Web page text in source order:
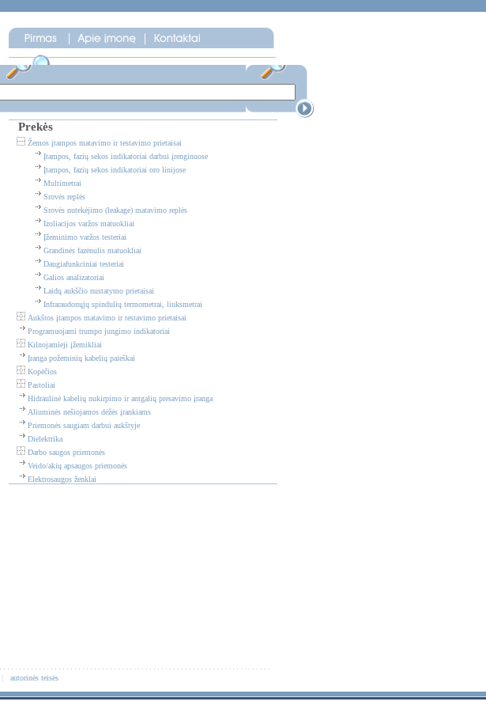
Prekės
Žemos įtampos matavimo ir testavimo prietaisai
Įtampos, fazių sekos indikatoriai darbui įrenginuose
Įtampos, fazių sekos indikatoriai oro linijose
Multimetrai
Srovės replės
Srovės nutekėjimo (leakage) matavimo replės
Izoliacijos varžos matuokliai
Įžeminimo varžos testeriai
Grandinės fazėnulis matuokliai
Daugiafunkciniai testeriai
Galios analizatoriai
Laidų aukščio nustatymo prietaisai
Infraraudonųjų spindulių termometrai, liuksmetrai
Aukštos įtampos matavimo ir testavimo prietaisai
Programuojami trumpo jungimo indikatoriai
Kilnojamieji įžemikliai
Įranga požeminių kabelių paieškai
Kopėčios
Pastoliai
Hidraulinė kabelių nukirpimo ir antgalių presavimo įranga
Aliuminės nešiojamos dėžės įrankiams
Priemonės saugiam darbui aukštyje
Dielektrika
Darbo saugos priemonės
Veido/akių apsaugos priemonės
Elektrosaugos ženklai
autorinės teisės